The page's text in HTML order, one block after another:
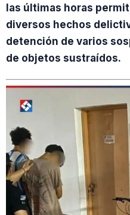
las últimas horas
diversos hechos
detención de varios
de objetos sustraídos.